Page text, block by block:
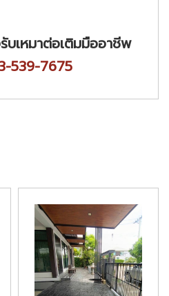
บเหมาต่อเติมมืออาชีพ
539-7675